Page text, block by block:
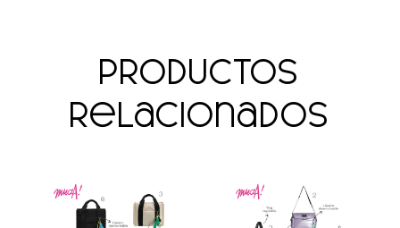
Productos
relacionados